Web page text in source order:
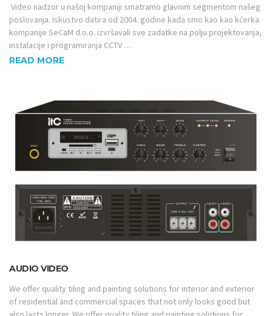
Video nadzor u našoj kompaniji smatramo glavnim segmentom našeg
poslovanja. Iskustvo datira od 2004. godine kada smo kao kao kćerka
kompanije SeCaM d.o.o. izvršavali sve zadatke na polju projektovanja,
instalacije i programiranja CCTV …
READ MORE
AUDIO VIDEO
We offer quality tiling and painting solutions for interior and exterior
of residential and commercial spaces that not only looks good but